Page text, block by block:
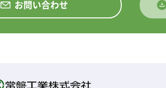
お問い合わせ